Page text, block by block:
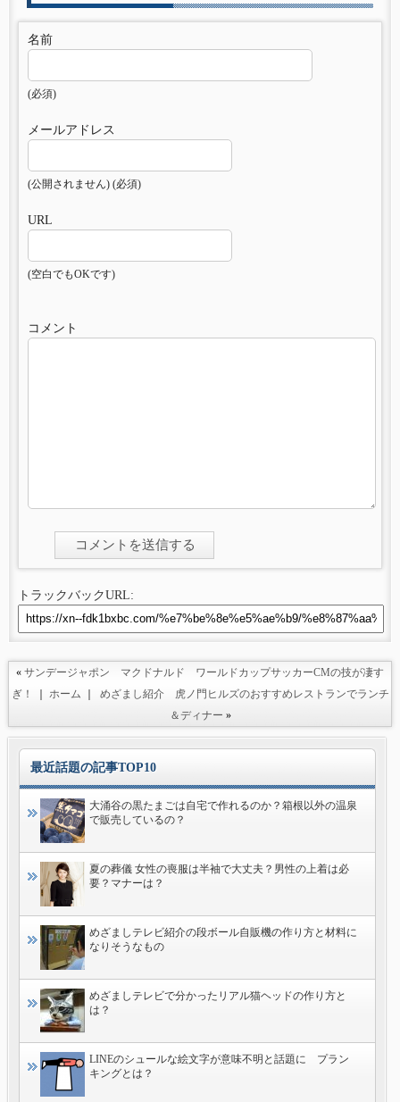
名前
(必須)
メールアドレス
(公開されません) (必須)
URL
(空白でもOKです)
コメント
トラックバックURL:
« サンデージャポン マクドナルド ワールドカップサッカーCMの技が凄す
ぎ！
｜ ホーム ｜ めざまし紹介 虎ノ門ヒルズのおすすめレストランでランチ
＆ディナー »
最近話題の記事TOP10
大涌谷の黒たまごは自宅で作れるのか？箱根以外の温泉
で販売しているの？
夏の葬儀 女性の喪服は半袖で大丈夫？男性の上着は必
要？マナーは？
めざましテレビ紹介の段ボール自販機の作り方と材料に
なりそうなもの
めざましテレビで分かったリアル猫ヘッドの作り方と
は？
LINEのシュールな絵文字が意味不明と話題に プラン
キングとは？